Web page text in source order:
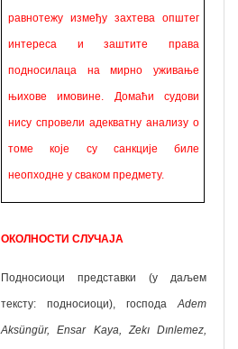
равнотежу између захтева општег
интереса и заштите права
подносилаца на мирно уживање
њихове имовине. Домаћи судови
нису спровели адекватну анализу о
томе које су санкције биле
неопходне у сваком предмету.
ОКОЛНОСТИ СЛУЧАЈА
Подносиоци представки (у даљем
тексту: подносиоци), господаAdem
Aksüngür, Ensar Kaya, Zekı Dınlemez,